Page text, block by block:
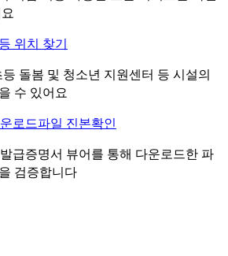
위치 찾기
등 돌봄 및 청소년 지원센터 등 시설의
수 있어요
로드파일 진본확인
급증명서 뷰어를 통해 다운로드한 파
검증합니다